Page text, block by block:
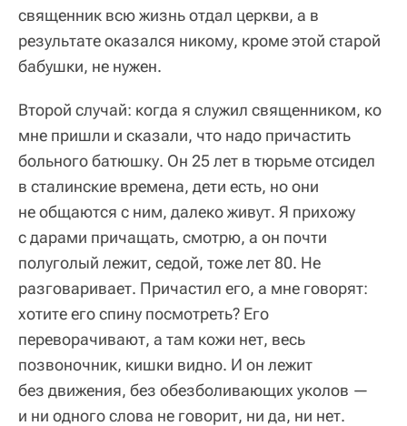
священник всю жизнь отдал церкви, а в
результате оказался никому, кроме этой старой
бабушки, не нужен.
Второй случай: когда я служил священником, ко
мне пришли и сказали, что надо причастить
больного батюшку. Он 25 лет в тюрьме отсидел
в сталинские времена, дети есть, но они
не общаются с ним, далеко живут. Я прихожу
с дарами причащать, смотрю, а он почти
полуголый лежит, седой, тоже лет 80. Не
разговаривает. Причастил его, а мне говорят:
хотите его спину посмотреть? Его
переворачивают, а там кожи нет, весь
позвоночник, кишки видно. И он лежит
без движения, без обезболивающих уколов —
и ни одного слова не говорит, ни да, ни нет.